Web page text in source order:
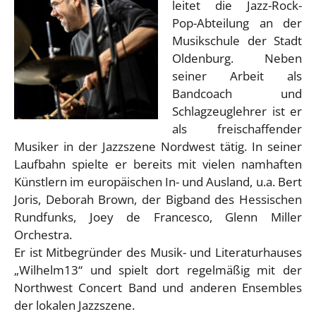
leitet die Jazz-Rock-
Pop-Abteilung an der
Musikschule der Stadt
Oldenburg. Neben
seiner Arbeit als
Bandcoach und
Schlagzeuglehrer ist er
als freischaffender
Musiker in der Jazzszene Nordwest tätig. In seiner
Laufbahn spielte er bereits mit vielen namhaften
Künstlern im europäischen In- und Ausland, u.a. Bert
Joris, Deborah Brown, der Bigband des Hessischen
Rundfunks, Joey de Francesco, Glenn Miller
Orchestra.
Er ist Mitbegründer des Musik- und Literaturhauses
„Wilhelm13“ und spielt dort regelmäßig mit der
Northwest Concert Band und anderen Ensembles
der lokalen Jazzszene.